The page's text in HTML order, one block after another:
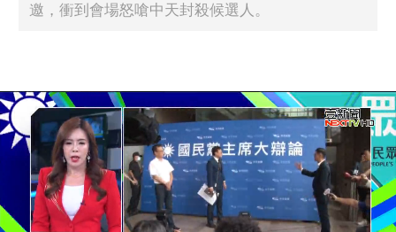
邀，衝到會場怒嗆中天封殺候選人。